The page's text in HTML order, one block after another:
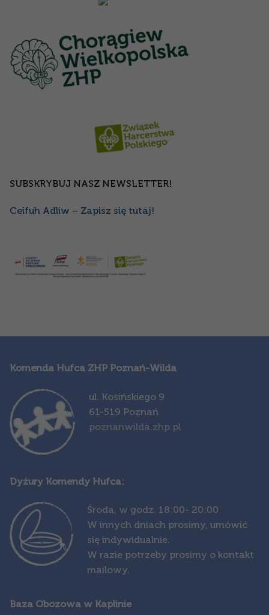
SUBSKRYBUJ NASZ NEWSLETTER!
Ceifuh Adliw – Zapisz się tutaj!
Komenda Hufca ZHP Poznań-Wilda
ul. Kosińskiego 9
61-519 Poznań
poznanwilda.zhp.pl
Dyżury Komendy Hufca:
Środa, w godz. 18:00- 20:00
W innych dniach prosimy, umówić
się indywidualnie.
W razie potrzeby prosimy o kontakt
mailowy.
Baza Obozowa w Kaplinie